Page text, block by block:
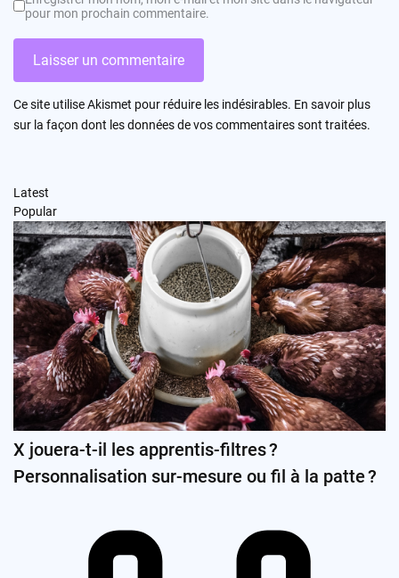
pour mon prochain commentaire.
Ce site utilise Akismet pour réduire les indésirables. En savoir plus
sur la façon dont les données de vos commentaires sont traitées.
Latest
Popular
X jouera-t-il les apprentis-filtres ?
Personnalisation sur-mesure ou fil à la patte ?